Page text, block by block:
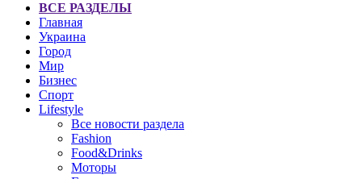
ВСЕ РАЗДЕЛЫ
Главная
Украина
Город
Мир
Бизнес
Спорт
Lifestyle
Все новости раздела
Fashion
Food&Drinks
Моторы